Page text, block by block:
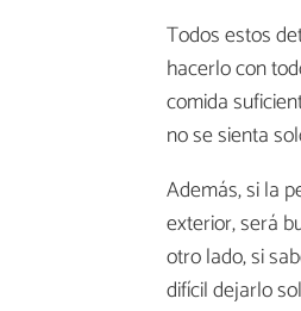
Todos estos
hacerlo con
comida
no se sienta
Además, si la
exterior, será
otro lado, si
difícil dejarlo